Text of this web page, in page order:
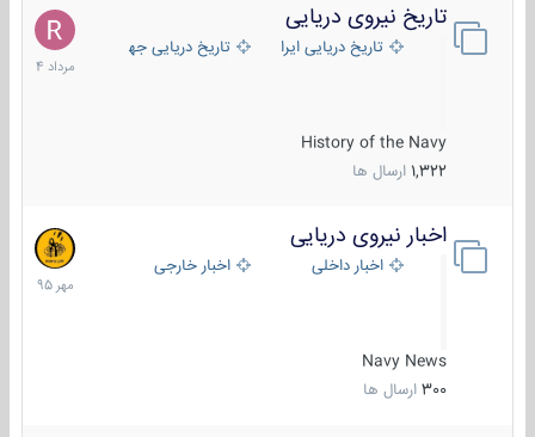
تاریخ نیروی دریایی
تاریخ دریایی ایران تاریخ دریایی جهان
History of the Navy
1,322 ارسال ها
16
مرداد
1404
اخبار نیروی دریایی
اخبار داخلی اخبار خارجی
Navy News
300 ارسال ها
27
مهر
1395